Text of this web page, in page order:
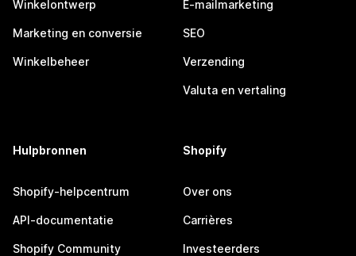
Winkelontwerp
Marketing en conversie
Winkelbeheer
E-mailmarketing
SEO
Verzending
Valuta en vertaling
Hulpbronnen
Shopify-helpcentrum
API-documentatie
Shopify Community
Shopify
Over ons
Carrières
Investeerders